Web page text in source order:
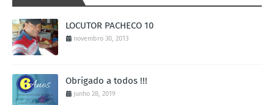
LOCUTOR PACHECO 10
novembro 30, 2013
Obrigado a todos !!!
junho 28, 2019